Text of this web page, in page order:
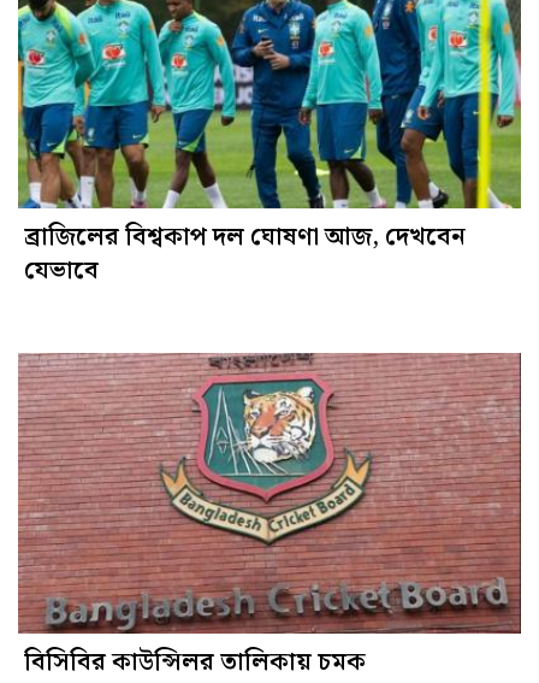
ব্রাজিলের বিশ্বকাপ দল ঘোষণা আজ, দেখবেন
যেভাবে
বিসিবির কাউন্সিলর তালিকায় চমক